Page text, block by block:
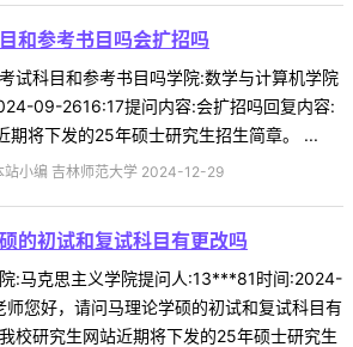
和参考书目吗会扩招吗
试科目和参考书目吗学院:数学与计算机学院
09-2616:17提问内容:会扩招吗回复内容:
期将下发的25年硕士研究生招生简章。 ...
站小编 吉林师范大学 2024-12-29
的初试和复试科目有更改吗
:马克思主义学院提问人:13***81时间:2024-
您好，请问马理论学硕的初试和复试科目有
校研究生网站近期将下发的25年硕士研究生